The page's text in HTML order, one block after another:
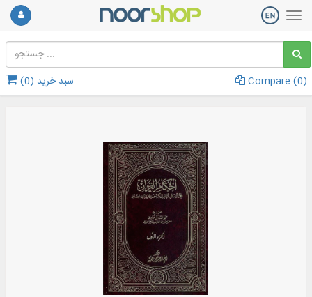
سبد خرید (0
) Compare (0)